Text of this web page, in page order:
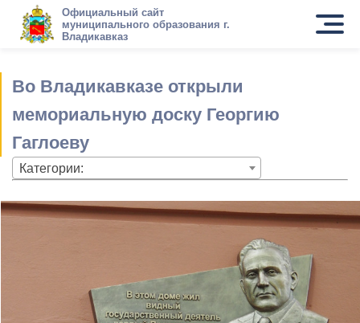
Официальный сайт
муниципального образования г.
Владикавказ
Во Владикавказе открыли
мемориальную доску Георгию
Гаглоеву
Категории: